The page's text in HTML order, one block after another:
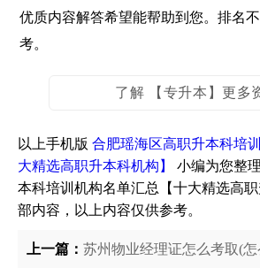
优质内容解答希望能帮助到您。排名
考。
了解 【专升本】更多
以上手机版 合肥瑶海区高职升本科培
大精选高职升本科机构】
小编为您整
本科培训机构名单汇总【十大精选高
部内容，以上内容仅供参考。
上一篇： 苏州物业经理证怎么考取(